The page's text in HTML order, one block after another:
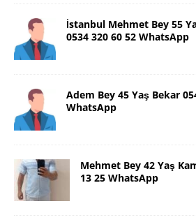
İstanbul Mehmet Bey 55
0534 320 60 52 WhatsApp
Adem Bey 45 Yaş Bekar
WhatsApp
Mehmet Bey 42 Yaş
13 25 WhatsApp